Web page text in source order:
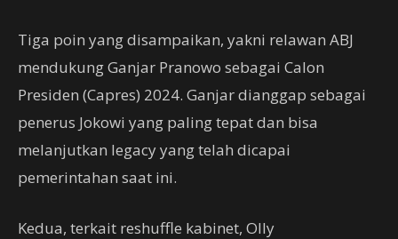
Tiga poin yang disampaikan, yakni relawan ABJ
mendukung Ganjar Pranowo sebagai Calon
Presiden (Capres) 2024. Ganjar dianggap sebagai
penerus Jokowi yang paling tepat dan bisa
melanjutkan legacy yang telah dicapai
pemerintahan saat ini.
Kedua, terkait reshuffle kabinet, Olly